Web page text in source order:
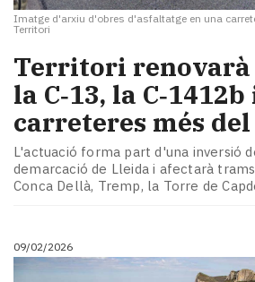
Imatge d'arxiu d'obres d'asfaltatge en una
Territori
Territori
la C‑13, la
carreteres més
L'actuació forma part d'una inversió
demarcació de Lleida i afectarà
Conca Dellà, Tremp, la Torre de
09/02/2026